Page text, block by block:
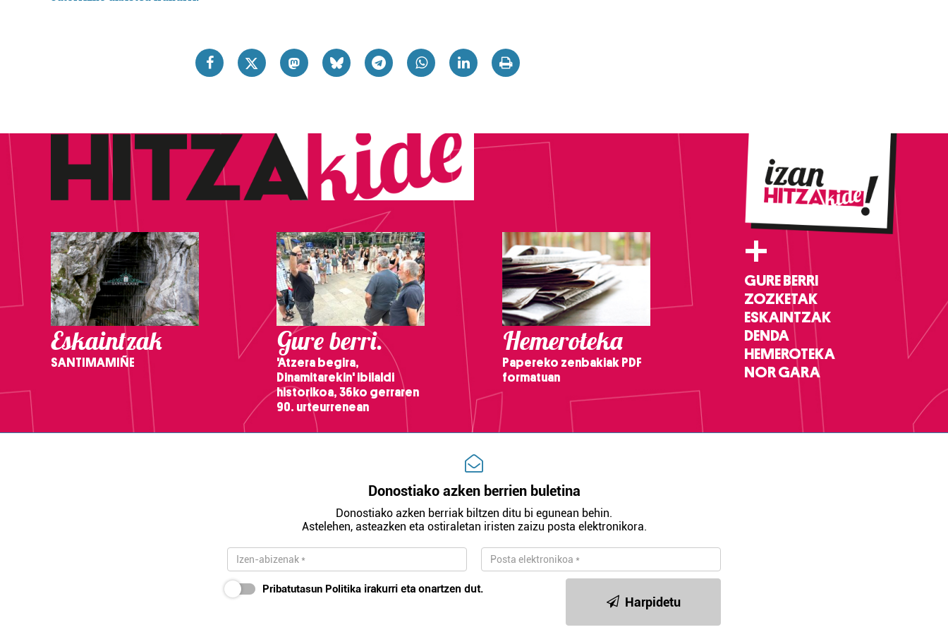
Eskaintzak
SANTIMAMIÑE
Gure berri.
'Atzera begira,
Dinamitarekin' ibilaldi
historikoa, 36ko gerraren
90. urteurrenean
Hemeroteka
Papereko zenbakiak PDF
formatuan
+
GURE BERRI
ZOZKETAK
ESKAINTZAK
DENDA
HEMEROTEKA
NOR GARA
Donostiako azken berrien buletina
Donostiako azken berriak biltzen ditu bi egunean behin.
Astelehen, asteazken eta ostiraletan iristen zaizu posta elektronikora.
Pribatutasun Politika irakurri eta onartzen dut.
Harpidetu